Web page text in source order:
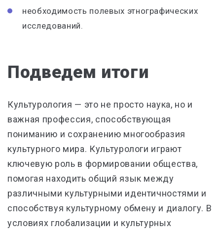
необходимость полевых этнографических
исследований.
Подведем итоги
Культурология — это не просто наука, но и
важная профессия, способствующая
пониманию и сохранению многообразия
культурного мира. Культурологи играют
ключевую роль в формировании общества,
помогая находить общий язык между
различными культурными идентичностями и
способствуя культурному обмену и диалогу. В
условиях глобализации и культурных